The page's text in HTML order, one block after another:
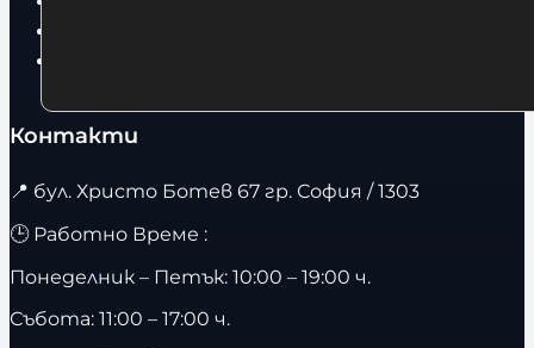
Контакти
📍 бул. Христо Ботев 67 гр. София / 1303
🕒 Работно Време :
Понеделник – Петък: 10:00 – 19:00 ч.
Събота: 11:00 – 17:00 ч.